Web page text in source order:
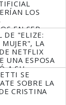
LOS
EN SER
DE "ELIZE:
LA
NETFLIX
UNA ESPOSA
A SU
SE
SOBRE LA
CRISTINA